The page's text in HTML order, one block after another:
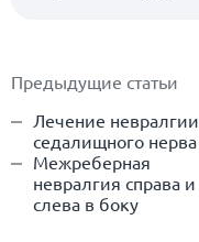
Предыдущие статьи
Лечение невралгии
седалищного нерва
Межреберная
невралгия справа и
слева в боку